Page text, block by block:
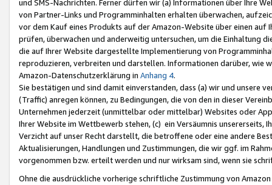
und SMS-Nachrichten. Ferner dürfen wir (a) Informationen über Ihre
von Partner-Links und Programminhalten erhalten überwachen,
vor dem Kauf eines Produkts auf der Amazon-Website über einen
prüfen, überwachen und anderweitig untersuchen, um die Einhaltung
die auf Ihrer Website dargestellte Implementierung von
reproduzieren, verbreiten und darstellen. Informationen darüber, wie
Amazon-Datenschutzerklärung in Anhang 4.
Sie bestätigen und sind damit einverstanden, dass (a) wir und
(Traffic) anregen können, zu Bedingungen, die von den in dieser
Unternehmen jederzeit (unmittelbar oder mittelbar) Websites oder
Ihrer Website im Wettbewerb stehen, (c) ein Versäumnis unsererseits,
Verzicht auf unser Recht darstellt, die betroffene oder eine andere
Aktualisierungen, Handlungen und Zustimmungen, die wir ggf. im
vorgenommen bzw. erteilt werden und nur wirksam sind, wenn sie
Ohne die ausdrückliche vorherige schriftliche Zustimmung von